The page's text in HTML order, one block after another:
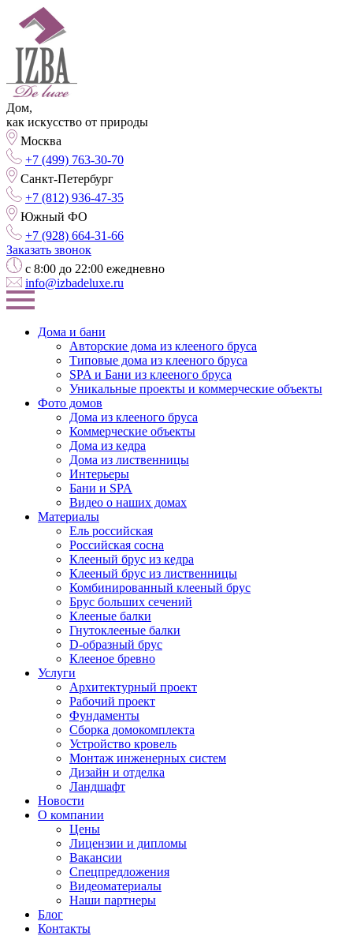
Дом,
как искусство от природы
Москва
+7 (499) 763-30-70
Санкт-Петербург
+7 (812) 936-47-35
Южный ФО
+7 (928) 664-31-66
Заказать звонок
с 8:00 до 22:00 ежедневно
info@izbadeluxe.ru
Дома и бани
Авторские дома из клееного бруса
Типовые дома из клееного бруса
SPA и Бани из клееного бруса
Уникальные проекты и коммерческие объекты
Фото домов
Дома из клееного бруса
Коммерческие объекты
Дома из кедра
Дома из лиственницы
Интерьеры
Бани и SPA
Видео о наших домах
Материалы
Ель российская
Российская сосна
Клееный брус из кедра
Клееный брус из лиственницы
Комбинированный клееный брус
Брус больших сечений
Клееные балки
Гнутоклееные балки
D-образный брус
Клееное бревно
Услуги
Архитектурный проект
Рабочий проект
Фундаменты
Сборка домокомплекта
Устройство кровель
Монтаж инженерных систем
Дизайн и отделка
Ландшафт
Новости
О компании
Цены
Лицензии и дипломы
Вакансии
Cпецпредложения
Видеоматериалы
Наши партнеры
Блог
Контакты